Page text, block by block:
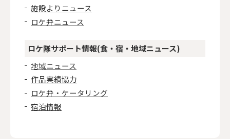
施設よりニュース
ロケ弁ニュース
ロケ隊サポート情報(食・宿・地域ニュース)
地域ニュース
作品実績協力
ロケ弁・ケータリング
宿泊情報